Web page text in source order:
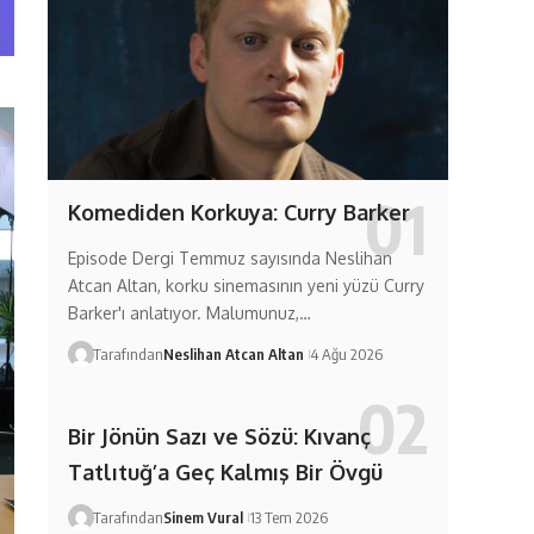
Komediden Korkuya: Curry Barker
Episode Dergi Temmuz sayısında Neslihan
Atcan Altan, korku sinemasının yeni yüzü Curry
Barker'ı anlatıyor. Malumunuz,…
TarafındanNeslihan Atcan Altan 4 Ağu 2026
Bir Jönün Sazı ve Sözü: Kıvanç
Tatlıtuğ’a Geç Kalmış Bir Övgü
TarafındanSinem Vural 13 Tem 2026